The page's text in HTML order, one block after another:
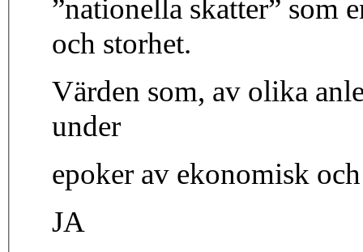
”nationella skatter” som
och storhet.
Värden som, av olika
under
epoker av ekonomisk
JA